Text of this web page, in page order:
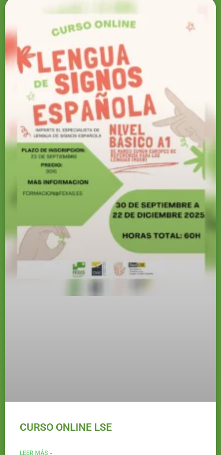
CURSO ONLINE LSE
LEER MÁS »